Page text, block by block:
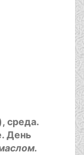
среда.
День